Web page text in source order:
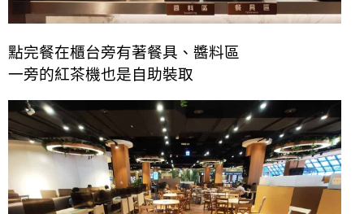
點完餐在櫃台旁有著餐具、醬料區
一旁的紅茶機也是自助裝取